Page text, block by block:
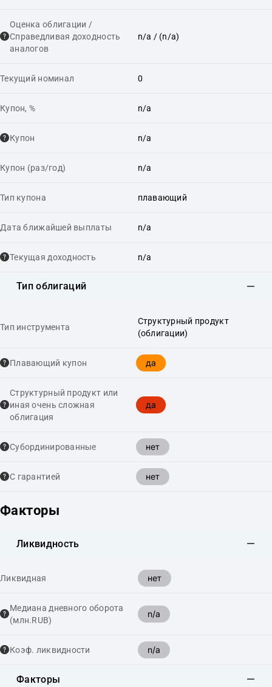
Оценка облигации /
Справедливая доходность
аналогов
n/a / (n/a)
Текущий номинал 0
Купон, % n/a
Купон n/a
Купон (раз/год) n/a
Тип купона плавающий
Дата ближайшей выплаты n/a
Текущая доходность n/a
Тип облигаций
Тип инструмента
Структурный продукт
(облигации)
Плавающий купон да
Структурный продукт или
иная очень сложная
облигация
да
Cубординированные нет
С гарантией нет
Факторы
Ликвидность
Ликвидная нет
Медиана дневного оборота
(млн.RUB)
n/a
Коэф. ликвидности n/a
Факторы